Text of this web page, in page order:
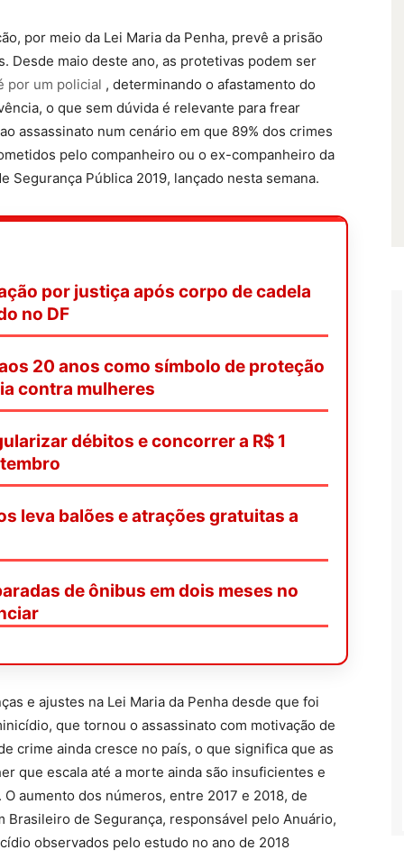
por meio da Lei Maria da Penha, prevê a prisão
Desde maio deste ano, as protetivas podem ser
por um policial , determinando o afastamento do
o que sem dúvida é relevante para frear
assassinato num cenário em que 89% dos crimes
pelo companheiro ou o ex-companheiro da
Segurança Pública 2019, lançado nesta semana.
por justiça após corpo de cadela
no DF
20 anos como símbolo de proteção
contra mulheres
débitos e concorrer a R$ 1
leva balões e atrações gratuitas a
de ônibus em dois meses no
e ajustes na Lei Maria da Penha desde que foi
que tornou o assassinato com motivação de
crime ainda cresce no país, o que significa que as
que escala até a morte ainda são insuficientes e
aumento dos números, entre 2017 e 2018, de
Brasileiro de Segurança, responsável pelo Anuário,
observados pelo estudo no ano de 2018